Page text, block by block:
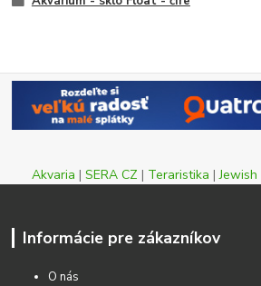
Akvaria | SERA CZ | Teraristika |Jewish
Informácie pre zákazníkov
O nás